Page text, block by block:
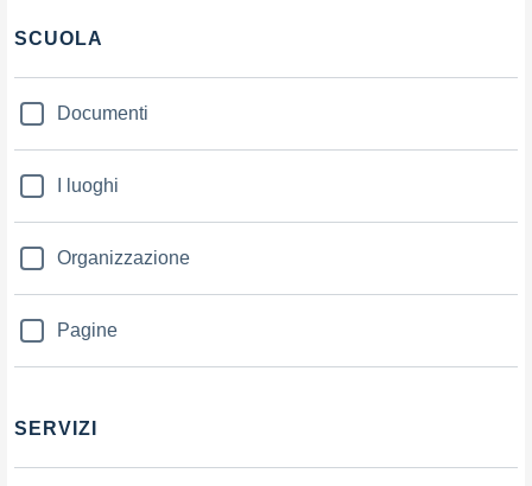
Filtri
SCUOLA
Documenti
I luoghi
Organizzazione
Pagine
SERVIZI